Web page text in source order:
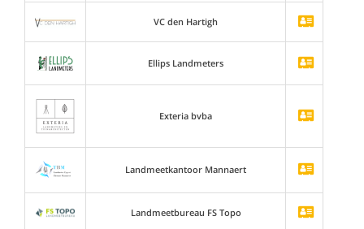
VC den Hartigh
Ellips Landmeters
Exteria bvba
Landmeetkantoor Mannaert
Landmeetbureau FS Topo